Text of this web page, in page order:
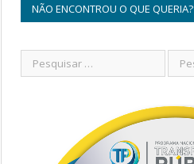
NÃO ENCONTROU O QUE QUERIA?